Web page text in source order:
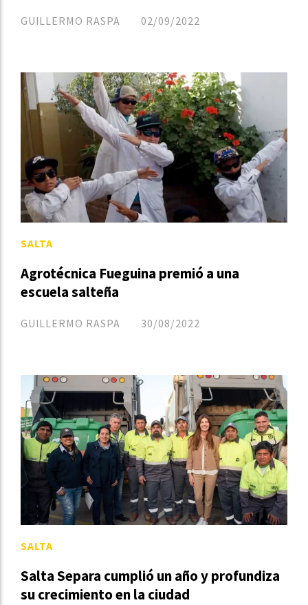
GUILLERMO RASPA 02/09/2022
Agrotécnica Fueguina premió a una
escuela salteña
GUILLERMO RASPA
SALTA
30/08/2022
Salta Separa cumplió un año y profundiza
su crecimiento en la ciudad
SALTA